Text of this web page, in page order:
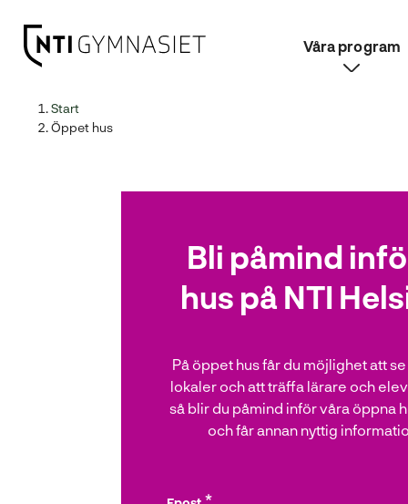
Huvudnavigation
Våra program
Start
Öppet hus
Bli påmind
hus på NTI
På öppet hus får du möjlighet att
lokaler och att träffa lärare och
så blir du påmind inför våra öppna
och får annan nyttig